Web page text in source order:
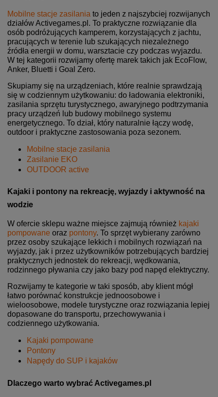
Mobilne stacje zasilania to jeden z najszybciej rozwijanych
działów Activegames.pl. To praktyczne rozwiązanie dla
osób podróżujących kamperem, korzystających z jachtu,
pracujących w terenie lub szukających niezależnego
źródła energii w domu, warsztacie czy podczas wyjazdu.
W tej kategorii rozwijamy ofertę marek takich jak EcoFlow,
Anker, Bluetti i Goal Zero.
Skupiamy się na urządzeniach, które realnie sprawdzają
się w codziennym użytkowaniu: do ładowania elektroniki,
zasilania sprzętu turystycznego, awaryjnego podtrzymania
pracy urządzeń lub budowy mobilnego systemu
energetycznego. To dział, który naturalnie łączy wodę,
outdoor i praktyczne zastosowania poza sezonem.
Mobilne stacje zasilania
Zasilanie EKO
OUTDOOR active
Kajaki i pontony na rekreację, wyjazdy i aktywność na
wodzie
W ofercie sklepu ważne miejsce zajmują również kajaki
pompowane oraz pontony. To sprzęt wybierany zarówno
przez osoby szukające lekkich i mobilnych rozwiązań na
wyjazdy, jak i przez użytkowników potrzebujących bardziej
praktycznych jednostek do rekreacji, wędkowania,
rodzinnego pływania czy jako bazy pod napęd elektryczny.
Rozwijamy te kategorie w taki sposób, aby klient mógł
łatwo porównać konstrukcje jednoosobowe i
wieloosobowe, modele turystyczne oraz rozwiązania lepiej
dopasowane do transportu, przechowywania i
codziennego użytkowania.
Kajaki pompowane
Pontony
Napędy do SUP i kajaków
Dlaczego warto wybrać Activegames.pl